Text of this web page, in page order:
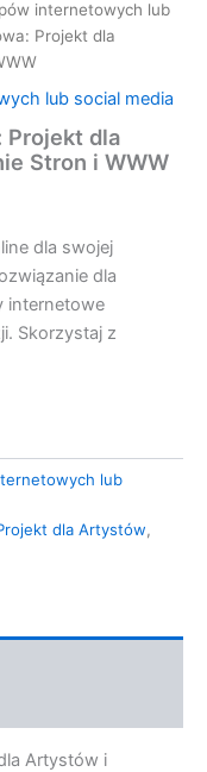
internetowych lub
Projekt dla
lub social media
Projekt dla
Stron i WWW
dla swojej
dla
internetowe
Skorzystaj z
lub
dla Artystów,
Artystów i